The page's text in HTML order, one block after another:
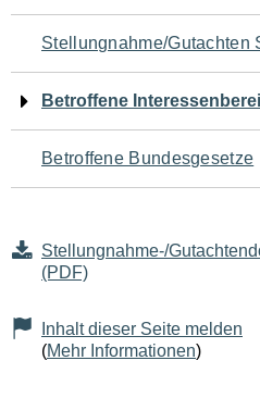
Navigation
für
den
Seiteninhalt
Stellungnahme/Gutachten
Betroffene
Betroffene Bundesgesetze
Stellungnahme-/
(PDF)
Inhalt dieser Seite melden
(Mehr Informationen)